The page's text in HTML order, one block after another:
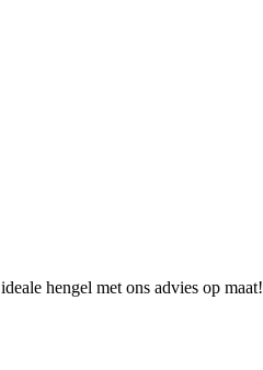
hengel met ons advies op maat!